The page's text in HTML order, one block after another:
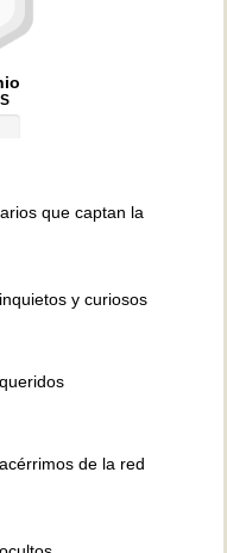
que captan la
y curiosos
de la red